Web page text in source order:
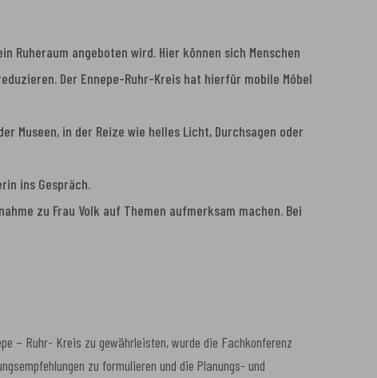
angeboten wird. Hier können sich Menschen
Der Ennepe-Ruhr-Kreis hat hierfür mobile Möbel
Museen, in der Reize wie helles Licht, Durchsagen oder
ins Gespräch.
zu Frau Volk auf Themen aufmerksam machen. Bei
– Ruhr- Kreis zu gewährleisten, wurde die Fachkonferenz
zu formulieren und die Planungs- und